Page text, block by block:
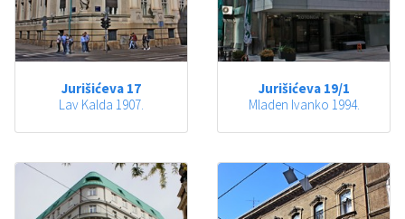
Jurišićeva 17
Lav Kalda 1907.
Jurišićeva 19/1
Mladen Ivanko 1994.